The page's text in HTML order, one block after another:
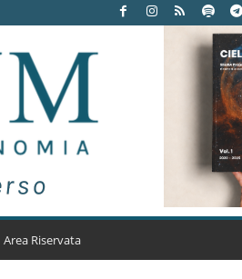
Area Riservata